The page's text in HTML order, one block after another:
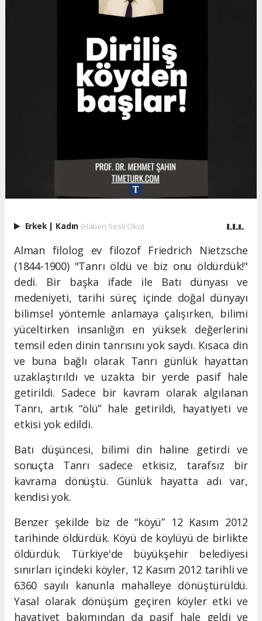
Erkek | Kadın (Haberi Sesli Oku)
Alman filolog ev filozof Friedrich Nietzsche
(1844-1900) "Tanrı öldü ve biz onu öldürdük!"
dedi. Bir başka ifade ile Batı dünyası ve
medeniyeti, tarihi süreç içinde doğal dünyayı
bilimsel yöntemle anlamaya çalışırken, bilimi
yüceltirken insanlığın en yüksek değerlerini
temsil eden dinin tanrısını yok saydı. Kısaca din
ve buna bağlı olarak Tanrı günlük hayattan
uzaklaştırıldı ve uzakta bir yerde pasif hale
getirildi. Sadece bir kavram olarak algılanan
Tanrı, artık “ölü” hale getirildi, hayatiyeti ve
etkisi yok edildi.
Batı düşüncesi, bilimi din haline getirdi ve
sonuçta Tanrı sadece etkisiz, tarafsız bir
kavrama dönüştü. Günlük hayatta adı var,
kendisi yok.
Benzer şekilde biz de “köyü” 12 Kasım 2012
tarihinde öldürdük. Köyü de köylüyü de birlikte
öldürdük. Türkiye'de büyükşehir belediyesi
sınırları içindeki köyler, 12 Kasım 2012 tarihli ve
6360 sayılı kanunla mahalleye dönüştürüldü.
Yasal olarak dönüşüm geçiren köyler etki ve
hayatiyet bakımından da pasif hale geldi ve